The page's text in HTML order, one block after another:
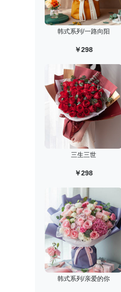
韩式系列/一路向阳
￥298
三生三世
￥298
韩式系列/亲爱的你